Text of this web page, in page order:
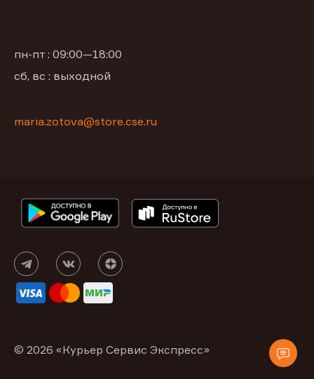
пн-пт : 09:00—18:00
сб, вс : выходной
maria.zotova@store.cse.ru
© 2026 «Курьер Сервис Экспресс»